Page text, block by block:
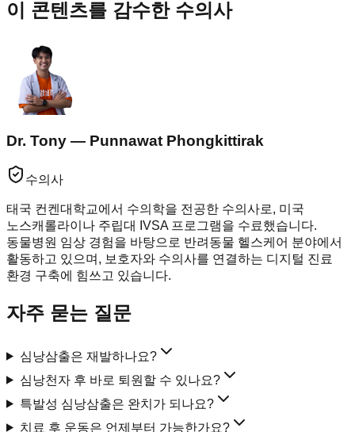
이 콘텐츠를 감수한 수의사
Dr. Tony — Punnawat Phongkittirak
수의사
태국 컨켄대학교에서 수의학을 전공한 수의사로, 미국
노스캐롤라이나 주립대 IVSA 프로그램을 수료했습니다.
동물병원 임상 경험을 바탕으로 반려동물 헬스케어 분야에서
활동하고 있으며, 보호자와 수의사를 연결하는 디지털 진료
환경 구축에 힘쓰고 있습니다.
자주 묻는 질문
심낭삼출은 재발하나요?
심낭천자 후 바로 퇴원할 수 있나요?
특발성 심낭삼출은 완치가 되나요?
치료 후 운동은 언제부터 가능한가요?